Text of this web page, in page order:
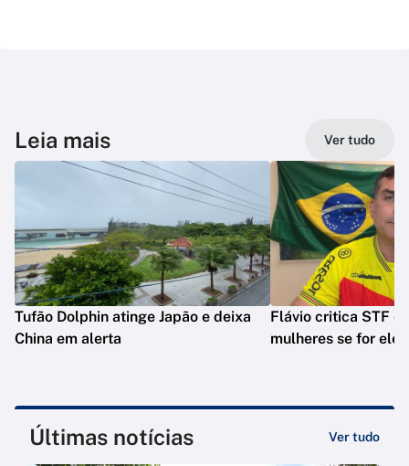
Leia mais Ver tudo
Tufão Dolphin atinge Japão e deixa
China em alerta
Flávio critica STF e
mulheres se for
Últimas notícias Ver tudo